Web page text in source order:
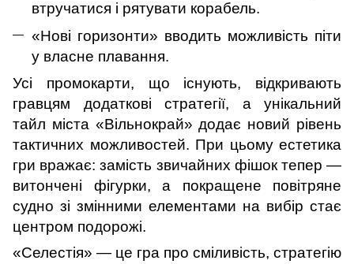
втручатися і рятувати корабель.
«Нові горизонти» вводить можливість піти
у власне плавання.
Усі промокарти, що існують, відкривають
гравцям додаткові стратегії, а унікальний
тайл міста «Вільнокрай» додає новий рівень
тактичних можливостей. При цьому естетика
гри вражає: замість звичайних фішок тепер —
витончені фігурки, а покращене повітряне
судно зі змінними елементами на вибір стає
центром подорожі.
«Селестія» — це гра про сміливість, стратегію